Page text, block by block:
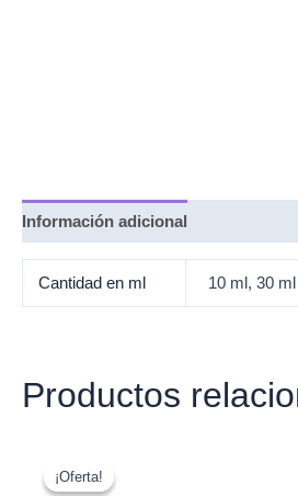
Información adicional
Cantidad en ml 10 ml, 30 ml
Productos
¡Oferta!
¡Oferta!